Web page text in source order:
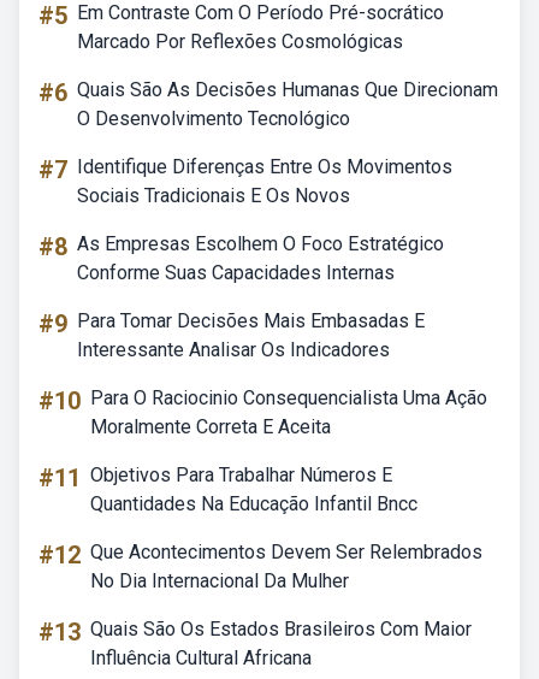
#5 Em Contraste Com O Período Pré-socrático
Marcado Por Reflexões Cosmológicas
#6 Quais São As Decisões Humanas Que Direcionam
O Desenvolvimento Tecnológico
#7 Identifique Diferenças Entre Os Movimentos
Sociais Tradicionais E Os Novos
#8 As Empresas Escolhem O Foco Estratégico
Conforme Suas Capacidades Internas
#9 Para Tomar Decisões Mais Embasadas E
Interessante Analisar Os Indicadores
#10 Para O Raciocinio Consequencialista Uma Ação
Moralmente Correta E Aceita
#11 Objetivos Para Trabalhar Números E
Quantidades Na Educação Infantil Bncc
#12 Que Acontecimentos Devem Ser Relembrados
No Dia Internacional Da Mulher
#13 Quais São Os Estados Brasileiros Com Maior
Influência Cultural Africana